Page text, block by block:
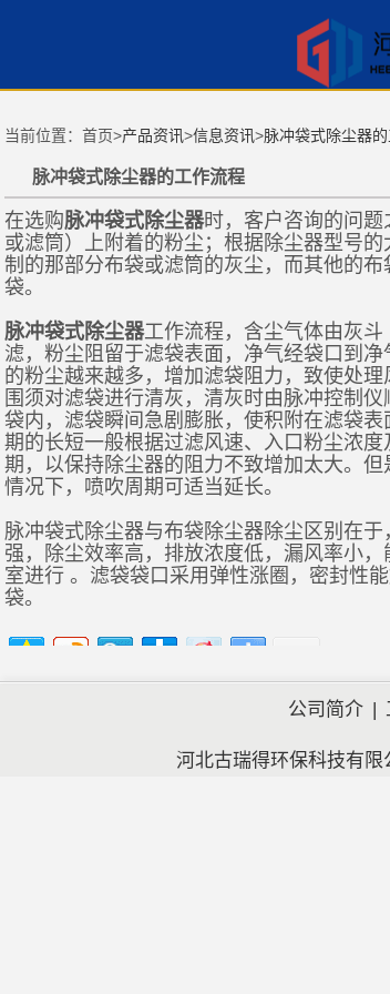
当前位置：首页>产品资讯>信息资讯>脉冲袋式除尘器
脉冲袋式除尘器的工作流程
在选购脉冲袋式除尘器时，客户咨询的问
或滤筒）上附着的粉尘；根据除尘器型号
制的那部分布袋或滤筒的灰尘，而其他的
袋。
脉冲袋式除尘器工作流程，含尘气体由灰
滤，粉尘阻留于滤袋表面，净气经袋口到
的粉尘越来越多，增加滤袋阻力，致使处
围须对滤袋进行清灰，清灰时由脉冲控制
袋内，滤袋瞬间急剧膨胀，使积附在滤袋
期的长短一般根据过滤风速、入口粉尘浓
期，以保持除尘器的阻力不致增加太大。
情况下，喷吹周期可适当延长。
脉冲袋式除尘器与布袋除尘器除尘区别在
强，除尘效率高，排放浓度低，漏风率小
室进行 。滤袋袋口采用弹性涨圈，密封性
袋。
公司简介 |
河北古瑞得环保科技有